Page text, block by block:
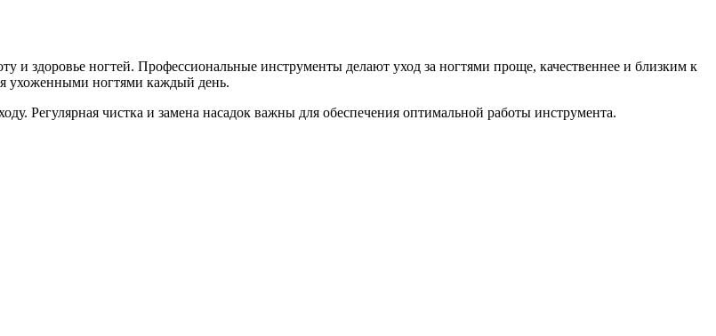
здоровье ногтей. Профессиональные инструменты делают уход за ногтями проще, качественнее и близким к
ухоженными ногтями каждый день.
Регулярная чистка и замена насадок важны для обеспечения оптимальной работы инструмента.